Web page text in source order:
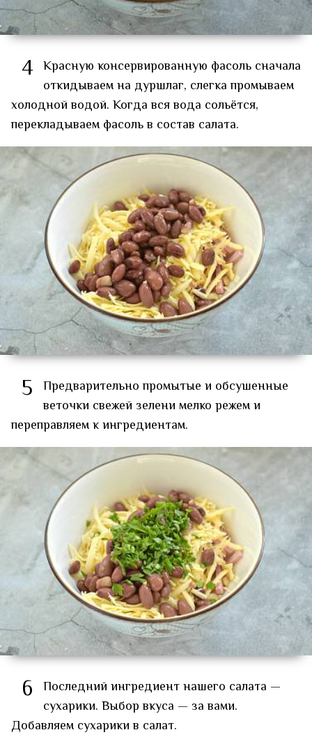
4 Красную консервированную фасоль сначала
откидываем на дуршлаг, слегка промываем
холодной водой. Когда вся вода сольётся,
перекладываем фасоль в состав салата.
5 Предварительно промытые и обсушенные
веточки свежей зелени мелко режем и
переправляем к ингредиентам.
6 Последний ингредиент нашего салата —
сухарики. Выбор вкуса — за вами.
Добавляем сухарики в салат.